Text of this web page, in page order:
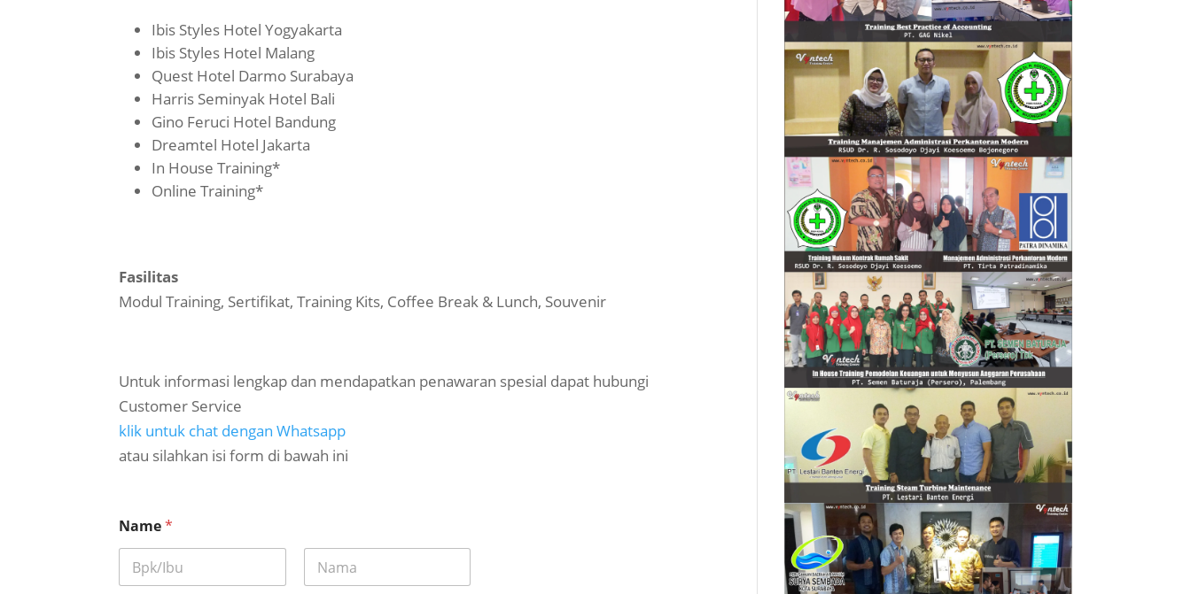
Ibis Styles Hotel Yogyakarta
Ibis Styles Hotel Malang
Quest Hotel Darmo Surabaya
Harris Seminyak Hotel Bali
Gino Feruci Hotel Bandung
Dreamtel Hotel Jakarta
In House Training*
Online Training*
Fasilitas
Modul Training, Sertifikat, Training Kits, Coffee Break & Lunch, Souvenir
Untuk informasi lengkap dan mendapatkan penawaran spesial dapat hubungi
Customer Service
klik untuk chat dengan Whatsapp
atau silahkan isi form di bawah ini
Name*